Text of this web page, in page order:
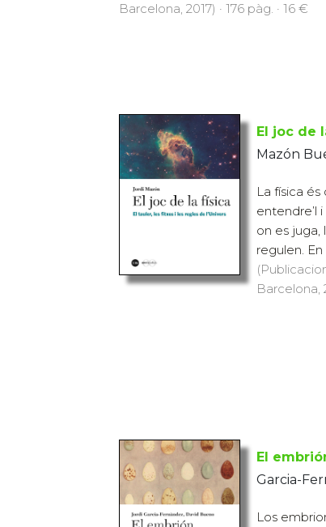
Barcelona, 2017) · 176 pàg. · 16 €
El joc de
Mazón
La física
entendre’l
on es juga,
regulen. En
Barcelona,
El
Garcia-
Los